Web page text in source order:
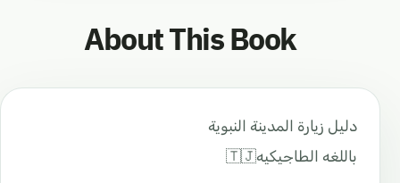
About This Book
دليل زيارة المدينة النبوية
باللغه الطاجيكيه🇹🇯